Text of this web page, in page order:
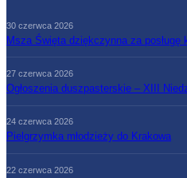
30 czerwca 2026
Msza Święta dziękczynna za
27 czerwca 2026
Ogłoszenia duszpasterskie – XIII
24 czerwca 2026
Pielgrzymka młodzieży do Krakowa
22 czerwca 2026